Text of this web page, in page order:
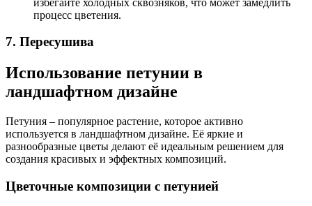
процесс цветения.
7. Пересушива
Использование петунии в
ландшафтном дизайне
Петуния – популярное растение, которое активно
используется в ландшафтном дизайне. Её яркие и
разнообразные цветы делают её идеальным решением для
создания красивых и эффектных композиций.
Цветочные композиции с петунией